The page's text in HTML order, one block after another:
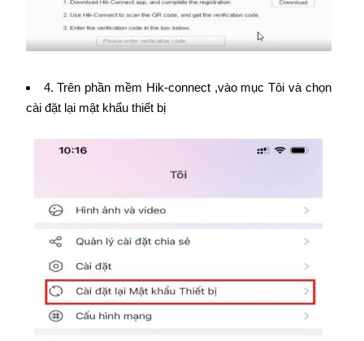
4. Trên phần mềm Hik-connect ,vào mục Tôi và chọn
cài đặt lại mật khẩu thiết bị